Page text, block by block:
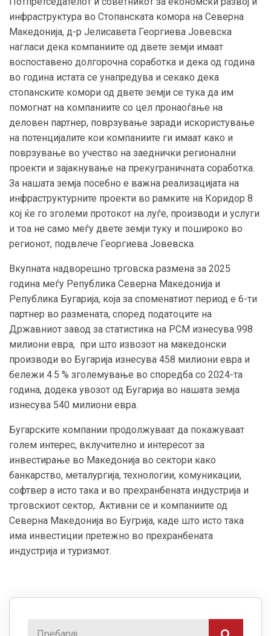
инфраструктура во Стопанската комора на Северна
Македонија, д-р Јелисавета Георгиева Јовевска
нагласи дека компаниите од двете земји имаат
воспоставено долгорочна соработка и дека од година
во година истата се унапредува и секако дека
стопанските комори од двете земји се тука да им
помогнат на компаниите со цел пронаоѓање на
деловен партнер, поврзување заради искористување
на потенцијалите кои компаниите ги имаат како и
поврзување во учество на заеднички регионални
проекти и зајакнување на прекуграничната соработка.
За нашата земја посебно е важна реализацијата на
инфраструктурните проекти во рамките на Коридор 8
кој ќе го зголеми протокот на луѓе, производи и услуги
и тоа не само меѓу двете земји туку и пошироко во
регионот, подвлече Георгиева Јовевска.
Вкупната надворешно трговска размена за 2025
година меѓу Република Северна Македонија и
Република Бугарија, која за споменатиот период е 6-ти
партнер во размената, според податоците на
Државниот завод за статистика на РСМ изнесува 998
милиони евра, при што извозот на македонски
производи во Бугарија изнесува 458 милиони евра и
бележи 4.5 % зголемување во споредба со 2024-та
година, додека увозот од Бугарија во нашата земја
изнесува 540 милиони евра.
Бугарските компании продолжуваат да покажуваат
голем интерес, вклучително и интересот за
инвестирање во Македонија во сектори како
банкарство, металургија, технологии, комуникации,
софтвер а исто така и во прехранбената индустрија и
трговскиот сектор,. Активни се и компаниите од
Северна Македонија во Бугрија, каде што исто така
има инвестиции претежно во прехранбената
индустрија и туризмот.